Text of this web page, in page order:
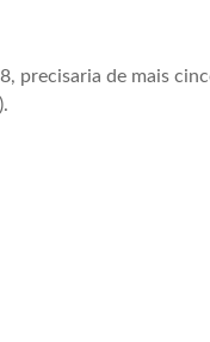
precisaria de mais